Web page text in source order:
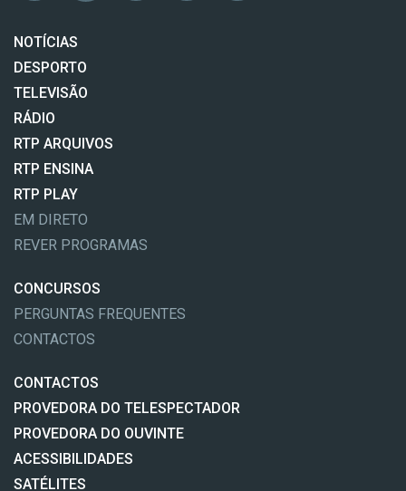
NOTÍCIAS
DESPORTO
TELEVISÃO
RÁDIO
RTP ARQUIVOS
RTP ENSINA
RTP PLAY
EM DIRETO
REVER PROGRAMAS
CONCURSOS
PERGUNTAS FREQUENTES
CONTACTOS
CONTACTOS
PROVEDORA DO TELESPECTADOR
PROVEDORA DO OUVINTE
ACESSIBILIDADES
SATÉLITES